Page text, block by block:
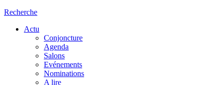
Recherche
Actu
Conjoncture
Agenda
Salons
Evénements
Nominations
A lire